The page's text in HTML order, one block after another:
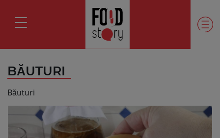
BĂUTURI
Băuturi